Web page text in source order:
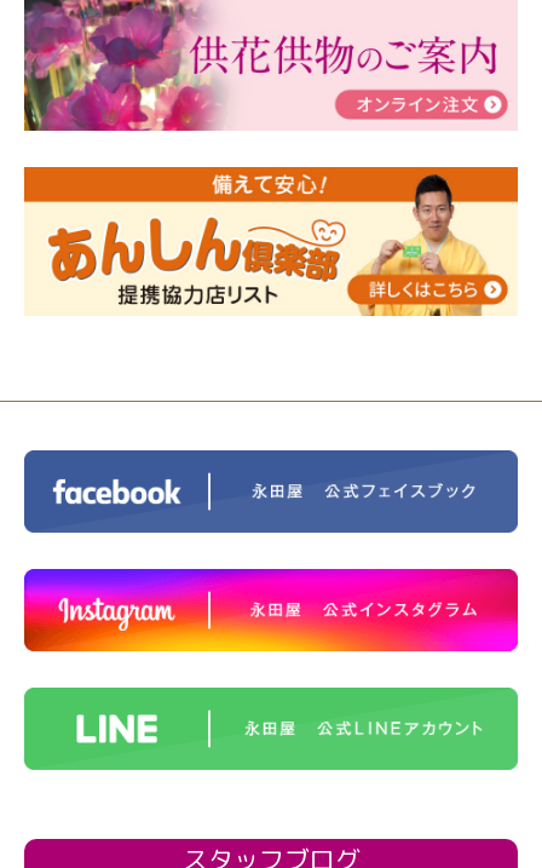
ぶ！はじめてのお葬式」小さな家族葬ハウス®町田成
瀬 ご参加ありがとうございました！
2024/01/19令和6年能登半島地震災害の寄付のご報
告
人形供養 寄付のご報告
2023/12/16終活なるほど教室＠小さな家族葬ハウ
ス®上鶴間 エンディングノートを書いてみよう！
2023/11/29 永田屋創業110周年記念式典 レンブラ
ントホテル東京町田
スタッフブログ